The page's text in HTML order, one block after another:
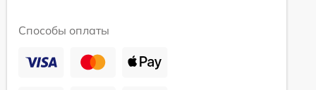
Способы оплаты